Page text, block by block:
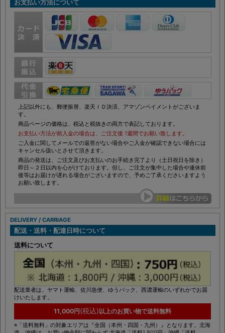
PAYMENT METHOD
お支払い方法について
上記以外にも、郵便振替、楽天ＩＤ決済、アマゾンペイメントがございま
す。
商品ページの価格は、税込と税抜きの両方で表記しております。
お支払い方法が前入金の場合は、ご注文後 1週間でお願い致します。
ご入金に関してメールでの返答がない場合やご入金が確認できない場合には
キャンセル扱いとさせて頂きます。
商品の発送は、ご注文及びお支払いのお手続き完了より（土日祝日を除き）
即日～２日以内を心がけております。但し、ご注文が集中した場合や連休前
後等はお届けが遅れる場合がございますので、予めご了承くださいますよう
お願い致します。
DELIVERY / CARRIAGE
配送・送料・配達日時について
送料について
配送業者は、ヤマト運輸、佐川急便、ゆうパック、西濃運輸のいずれかでお届
11,000円(税込)以上のお買い物で送料無料